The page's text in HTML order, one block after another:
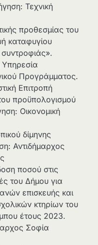
Τεχνική
προθεσμίας του
καταφυγίου
Υπηρεσία
Προγράμματος.
Επιτροπή
προϋπολογισμού
Οικονομική
δίμηνης
Αντιδήμαρχος
ποσού στις
του Δήμου για
επισκευής και
κτηρίων του
έτους 2023.
Σοφία